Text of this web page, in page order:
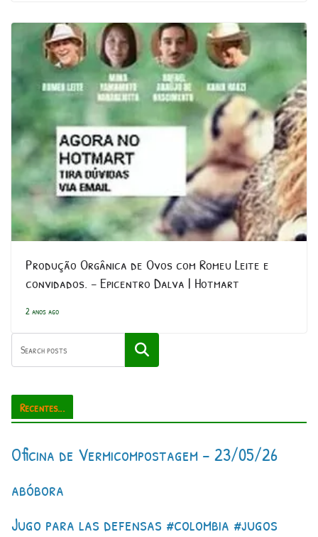
Produção Orgânica de Ovos com Romeu Leite e
convidados. – Epicentro Dalva | Hotmart
2 anos ago
Pesquisar
Recentes...
Oficina de Vermicompostagem – 23/05/26
abóbora
Jugo para las defensas #colombia #jugos